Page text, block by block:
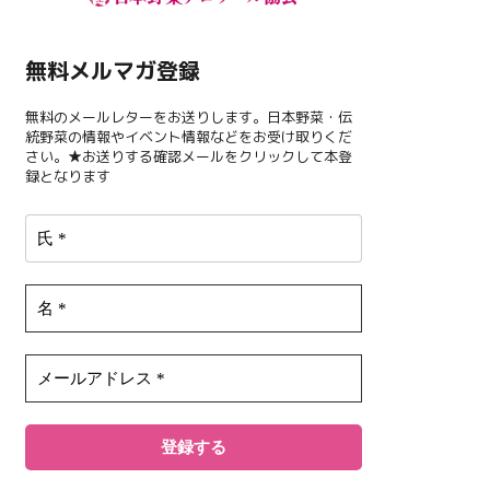
無料メルマガ登録
無料のメールレターをお送りします。日本野菜・伝
統野菜の情報やイベント情報などをお受け取りくだ
さい。★お送りする確認メールをクリックして本登
録となります